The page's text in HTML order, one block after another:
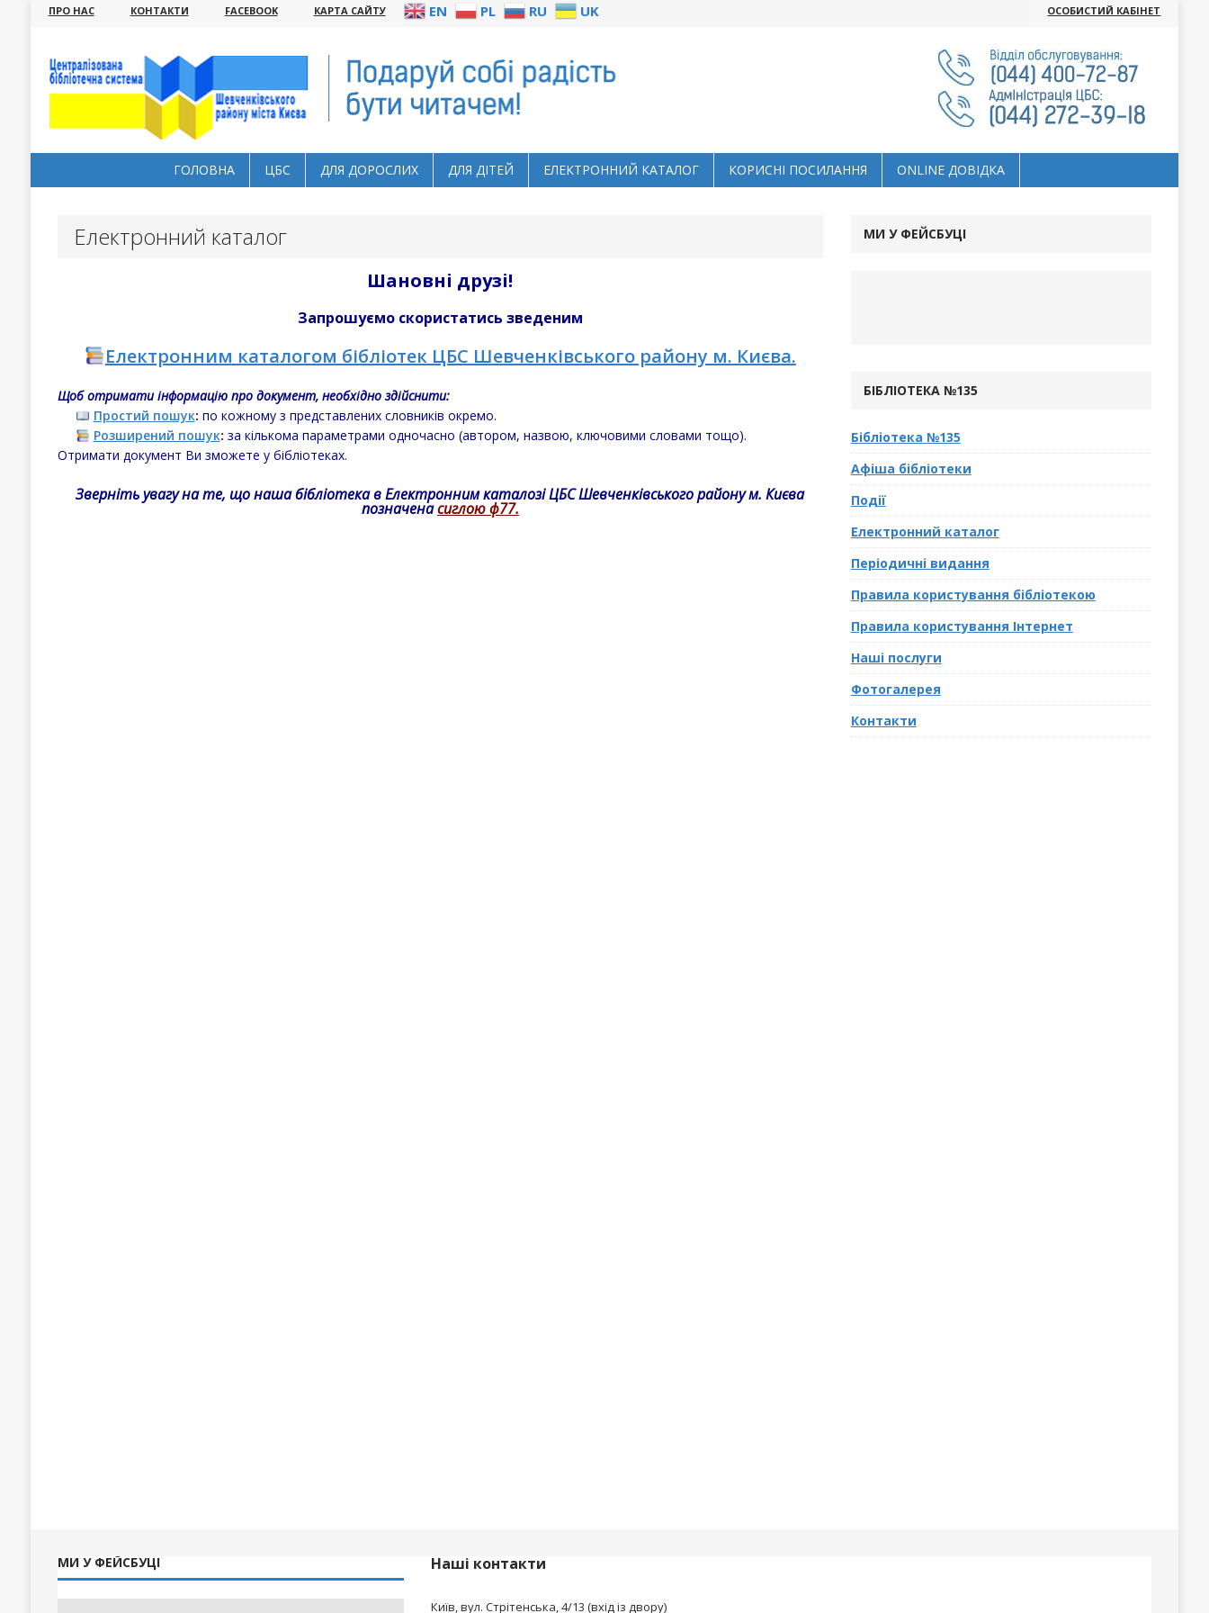
ПРО НАС КОНТАКТИ FACEBOOK КАРТА САЙТУ EN PL RU UK ОСОБИСТИЙ КАБІНЕТ
ГОЛОВНА ЦБС ДЛЯ ДОРОСЛИХ ДЛЯ ДІТЕЙ ЕЛЕКТРОННИЙ КАТАЛОГ КОРИСНІ ПОСИЛАННЯ ОNLINE ДОВІДКА
Електронний каталог
Шановні друзі!
Запрошуємо скористатись зведеним
Електронним каталогом бібліотек ЦБС Шевченківського району м. Києва.
Щоб отримати інформацію про документ, необхідно здійснити:
Простий пошук: по кожному з представлених словників окремо.
Розширений пошук: за кількома параметрами одночасно (автором, назвою, ключовими словами тощо).
Отримати документ Ви зможете у бібліотеках.
Зверніть увагу на те, що наша бібліотекав Електронним каталозі ЦБС Шевченківського районум. Києва
позначенасиглою ф77.
МИ У ФЕЙСБУЦІ
БІБЛІОТЕКА №135
Бібліотека №135
Афіша бібліотеки
Події
Електронний каталог
Періодичні видання
Правила користування бібліотекою
Правила користування Інтернет
Наші послуги
Фотогалерея
Контакти
МИ У ФЕЙСБУЦІ Наші контакти
Київ, вул. Стрітенська, 4/13 (вхід із двору)